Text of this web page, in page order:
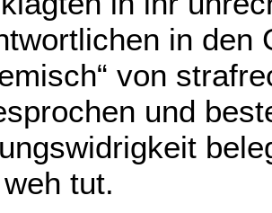
in den
von
und
tut.